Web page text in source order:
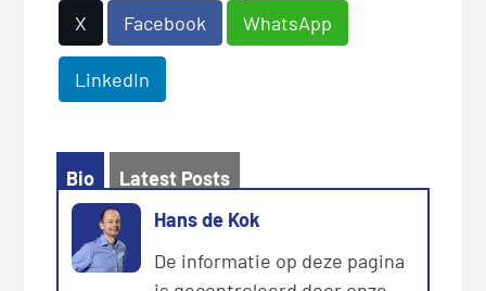
X Facebook WhatsApp
LinkedIn
Bio
Latest Posts
Hans de Kok
De informatie op deze pagina